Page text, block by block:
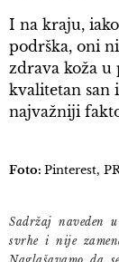
I na kraju,
podrška, oni
zdrava koža u
kvalitetan san
najvažniji
Foto: Pinterest,
Sadržaj naveden
svrhe i nije